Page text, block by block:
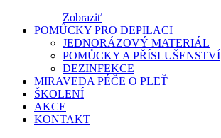
Zobraziť
POMŮCKY PRO DEPILACI
JEDNORÁZOVÝ MATERIÁL
POMŮCKY A PŘÍSLUŠENSTVÍ
DEZINFEKCE
MIRAVEDA PÉČE O PLEŤ
ŠKOLENÍ
AKCE
KONTAKT